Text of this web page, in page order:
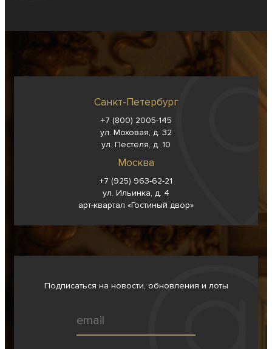
Санкт-Петербург
+7 (800) 2005-145
ул. Моховая, д. 32
ул. Пестеля, д. 10
Москва
+7 (925) 963-62-21
ул. Ильинка, д. 4
арт-квартал «Гостиный двор»
Подписаться на новости, обновления и лоты